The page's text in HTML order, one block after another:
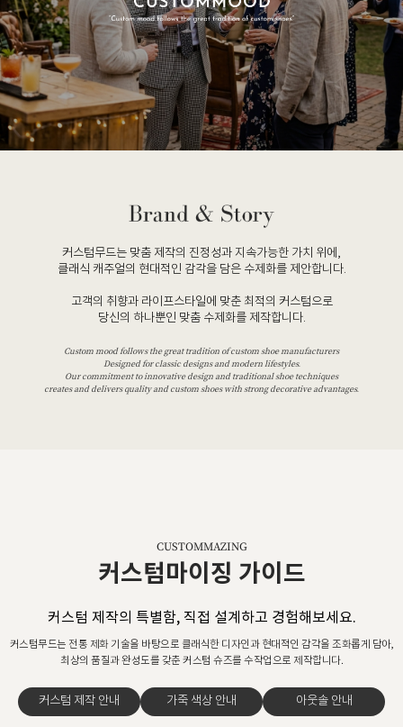
커스텀무드는 맞춤 제작의 진정성과 지속가능한 가치 위에,
클래식 캐주얼의 현대적인 감각을 담은 수제화를 제안합니다.
고객의 취향과 라이프스타일에 맞춘 최적의 커스텀으로
당신의 하나뿐인 맞춤 수제화를 제작합니다.
Custom mood follows the great tradition of custom shoe manufacturers
Designed for classic designs and modern lifestyles.
Our commitment to innovative design and traditional shoe techniques
creates and delivers quality and custom shoes with strong decorative advantages.
CUSTOMMAZING
커스텀마이징 가이드
커스텀 제작의 특별함, 직접 설계하고 경험해보세요.
커스텀무드는 전통 제화 기술을 바탕으로 클래식한 디자인과 현대적인 감각을 조화롭게 담아,
최상의 품질과 완성도를 갖춘 커스텀 슈즈를 수작업으로 제작합니다.
커스텀 제작 안내 가죽 색상 안내 아웃솔 안내